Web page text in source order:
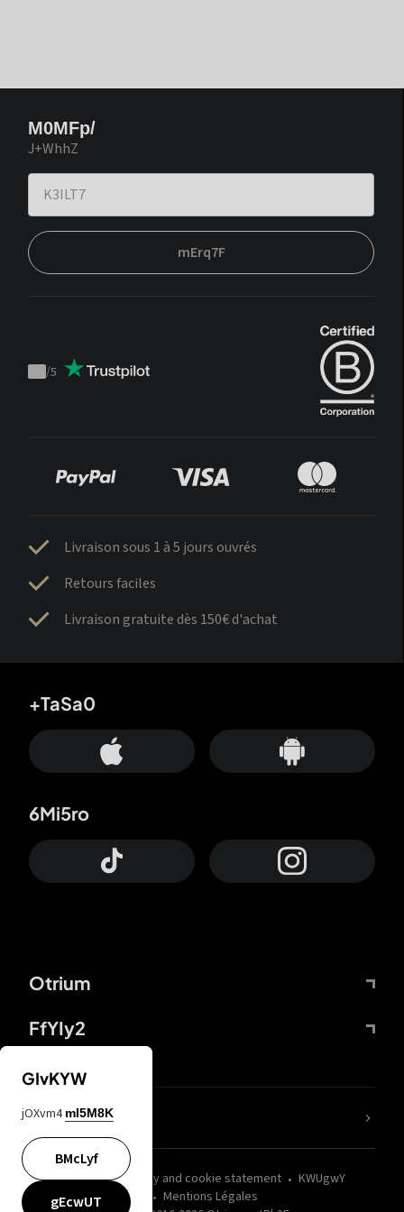
M0MFp/
J+WhhZ
mErq7F
Trustpilot
/5
Livraison sous 1 à 5 jours ouvrés
Retours faciles
Livraison gratuite dès 150€ d'achat
Otrium
FfYIy2
+TaSa0
6Mi5ro
wZQPfd Privacy and cookie statement
KWUgwY
Mentions Légales
nLC6tu
GIvKYW
jOXvm4 mI5M8K
BMcLyf
gEcwUT